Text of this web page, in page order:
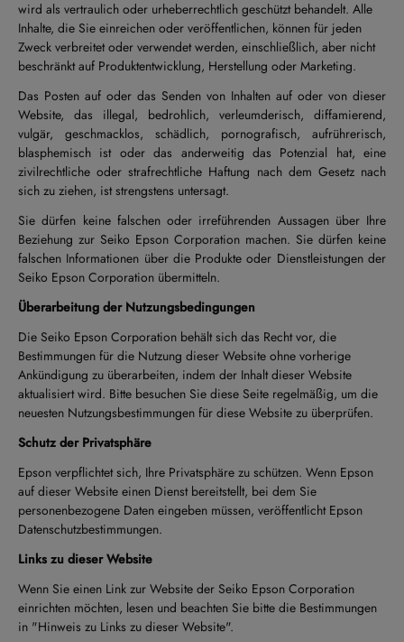
wird als vertraulich oder urheberrechtlich geschützt behandelt. Alle
Inhalte, die Sie einreichen oder veröffentlichen, können für jeden
Zweck verbreitet oder verwendet werden, einschließlich, aber nicht
beschränkt auf Produktentwicklung, Herstellung oder Marketing.
Das Posten auf oder das Senden von Inhalten auf oder von dieser
Website, das illegal, bedrohlich, verleumderisch, diffamierend,
vulgär, geschmacklos, schädlich, pornografisch, aufrührerisch,
blasphemisch ist oder das anderweitig das Potenzial hat, eine
zivilrechtliche oder strafrechtliche Haftung nach dem Gesetz nach
sich zu ziehen, ist strengstens untersagt.
Sie dürfen keine falschen oder irreführenden Aussagen über Ihre
Beziehung zur Seiko Epson Corporation machen. Sie dürfen keine
falschen Informationen über die Produkte oder Dienstleistungen der
Seiko Epson Corporation übermitteln.
Überarbeitung der Nutzungsbedingungen
Die Seiko Epson Corporation behält sich das Recht vor, die
Bestimmungen für die Nutzung dieser Website ohne vorherige
Ankündigung zu überarbeiten, indem der Inhalt dieser Website
aktualisiert wird. Bitte besuchen Sie diese Seite regelmäßig, um die
neuesten Nutzungsbestimmungen für diese Website zu überprüfen.
Schutz der Privatsphäre
Epson verpflichtet sich, Ihre Privatsphäre zu schützen. Wenn Epson
auf dieser Website einen Dienst bereitstellt, bei dem Sie
personenbezogene Daten eingeben müssen, veröffentlicht Epson
Datenschutzbestimmungen.
Links zu dieser Website
Wenn Sie einen Link zur Website der Seiko Epson Corporation
einrichten möchten, lesen und beachten Sie bitte die Bestimmungen
in "Hinweis zu Links zu dieser Website".